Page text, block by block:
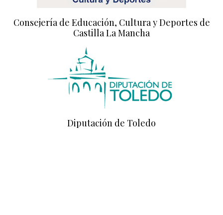
Consejería de Educación, Cultura y Deportes de
Castilla La Mancha
Diputación de Toledo